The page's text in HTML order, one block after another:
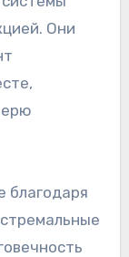
Они
благодаря